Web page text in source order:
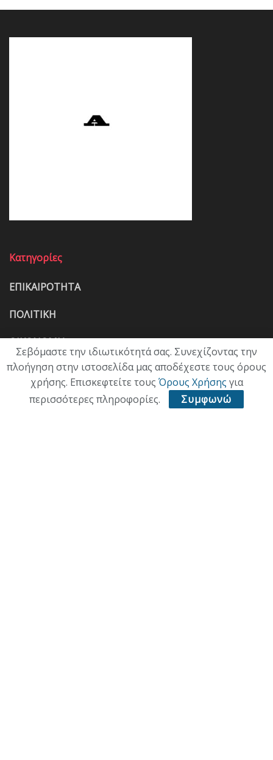
Κατηγορίες
ΕΠΙΚΑΙΡΟΤΗΤΑ
ΠΟΛΙΤΙΚΗ
ΟΙΚΟΝΟΜΙΑ
ΠΟΛΙΤΙΣΜΟΣ
ΥΓΕΙΑ
Σεβόμαστε την ιδιωτικότητά σας. Συνεχίζοντας την
πλοήγηση στην ιστοσελίδα μας αποδέχεστε τους όρους
χρήσης. Επισκεφτείτε τους Όρους Χρήσης για
περισσότερες πληροφορίες.
Συμφωνώ